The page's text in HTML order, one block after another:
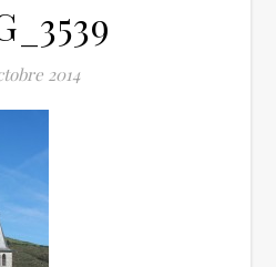
2014